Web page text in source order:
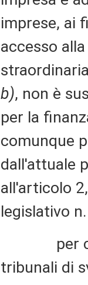
imprese, ai
accesso
b), non è
per la
comunque
dall'attuale
all'articolo
legislativo
per ciò
tribunali di